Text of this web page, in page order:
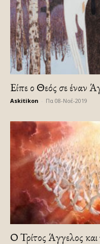
Είπε ο Θεός σε έναν
Askitikon Πα 08-Νοέ-2019
Ο Τρίτος Άγγελος